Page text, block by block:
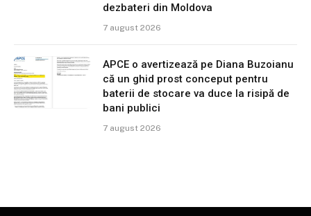
dezbateri din Moldova
7 august 2026
APCE o avertizează pe Diana Buzoianu
că un ghid prost conceput pentru
baterii de stocare va duce la risipă de
bani publici
7 august 2026